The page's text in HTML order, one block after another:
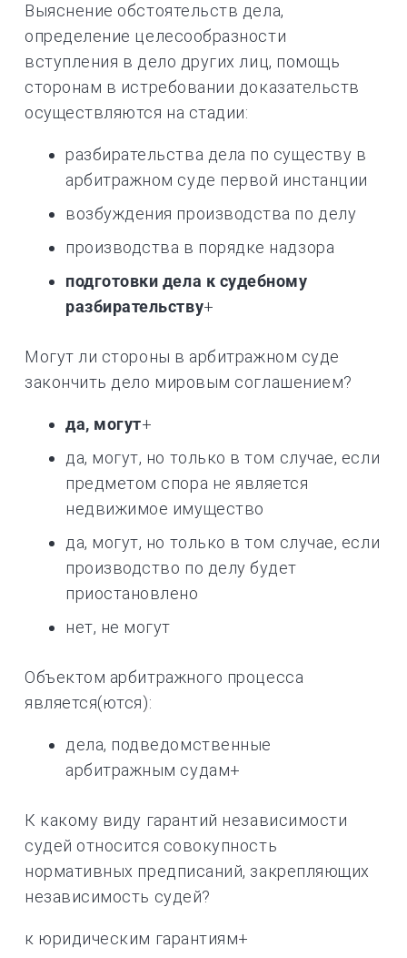
Выяснение обстоятельств дела,
определение целесообразности
вступления в дело других лиц, помощь
сторонам в истребовании доказательств
осуществляются на стадии:
разбирательства дела по существу в
арбитражном суде первой инстанции
возбуждения производства по делу
производства в порядке надзора
подготовки дела к судебному
разбирательству+
Могут ли стороны в арбитражном суде
закончить дело мировым соглашением?
да, могут+
да, могут, но только в том случае, если
предметом спора не является
недвижимое имущество
да, могут, но только в том случае, если
производство по делу будет
приостановлено
нет, не могут
Объектом арбитражного процесса
является(ются):
дела, подведомственные
арбитражным судам+
К какому виду гарантий независимости
судей относится совокупность
нормативных предписаний, закрепляющих
независимость судей?
к юридическим гарантиям+